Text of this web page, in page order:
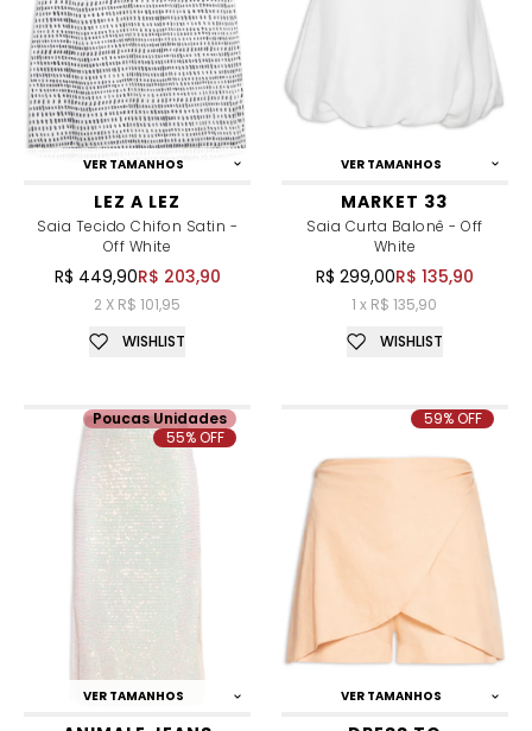
VER TAMANHOS
LEZ A LEZ
Saia Tecido Chifon Satin -
Off White
R$ 449,90R$ 203,90
2 X R$ 101,95
WISHLIST
VER TAMANHOS
MARKET 33
Saia Curta Balonê - Off
White
R$ 299,00R$ 135,90
1 x R$ 135,90
WISHLIST
VER TAMANHOS
Poucas Unidades
55% OFF
VER TAMANHOS
59% OFF